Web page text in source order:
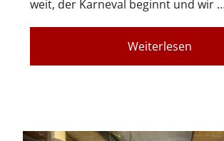
weit, der Karneval beginnt und wir
Weiterlesen